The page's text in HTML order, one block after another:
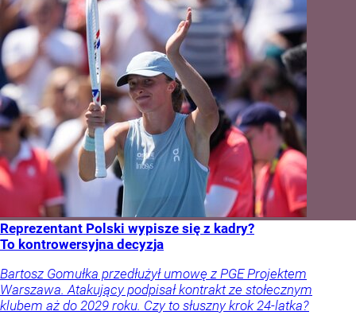
Reprezentant Polski wypisze się z kadry?
To kontrowersyjna decyzja
Bartosz Gomułka przedłużył umowę z PGE Projektem
Warszawa. Atakujący podpisał kontrakt ze stołecznym
klubem aż do 2029 roku. Czy to słuszny krok 24-latka?